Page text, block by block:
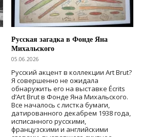
Русская загадка в Фонде Яна
Михальского
05.06.2026
Русский акцент в коллекции Art Brut?
Я совершенно не ожидала
обнаружить его на выставке Écrits
d’Art Brut в Фонде Яна Михальского.
Все началось с листка бумаги,
датированного декабрем 1938 года,
исписанного русскими,
французскими и английскими